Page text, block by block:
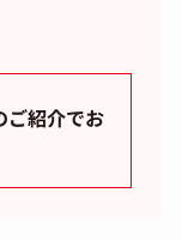
ご紹介でお